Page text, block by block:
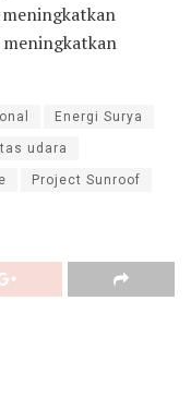
Energi Surya
udara
Project Sunroof